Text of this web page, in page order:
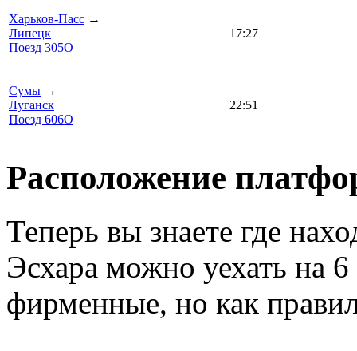
Харьков-Пасс →
Липецк
Поезд 305О
17:27
Сумы →
Луганск
Поезд 606О
22:51
Расположение
Теперь вы знаете где
Эсхара можно уехать на
фирменные, но как